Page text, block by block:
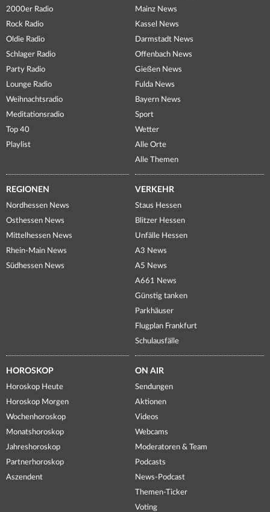
2000er Radio
Rock Radio
Oldie Radio
Schlager Radio
Party Radio
Lounge Radio
Weihnachtsradio
Meditationsradio
Top 40
Playlist
Mainz News
Kassel News
Darmstadt News
Offenbach News
Gießen News
Fulda News
Bayern News
Sport
Wetter
Alle Orte
Alle Themen
REGIONEN
Nordhessen News
Osthessen News
Mittelhessen News
Rhein-Main News
Südhessen News
VERKEHR
Staus Hessen
Blitzer Hessen
Unfälle Hessen
A3 News
A5 News
A661 News
Günstig tanken
Parkhäuser
Flugplan Frankfurt
Schulausfälle
HOROSKOP
Horoskop Heute
Horoskop Morgen
Wochenhoroskop
Monatshoroskop
Jahreshoroskop
Partnerhoroskop
Aszendent
ON AIR
Sendungen
Aktionen
Videos
Webcams
Moderatoren & Team
Podcasts
News-Podcast
Themen-Ticker
Voting